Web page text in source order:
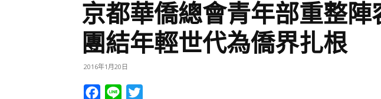
京都華僑總會青年部重整陣
團結年輕世代為僑界扎根
2016年1月20日
Facebook
Line